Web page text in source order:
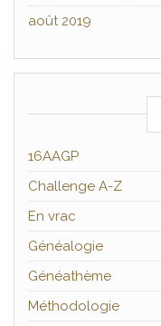
août 2019
16AAGP
Challenge A-Z
En vrac
Généalogie
Généathème
Méthodologie